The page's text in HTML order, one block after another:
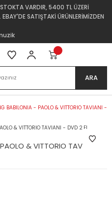
VARDIR, 5400 TL ÜZERİ
SATIŞTAKİ ÜRÜNLERİMİZDEN
ARA
BABILONIA - PAOLO & VITTORIO TAVIANI -
& VITTORIO TAVIANI -